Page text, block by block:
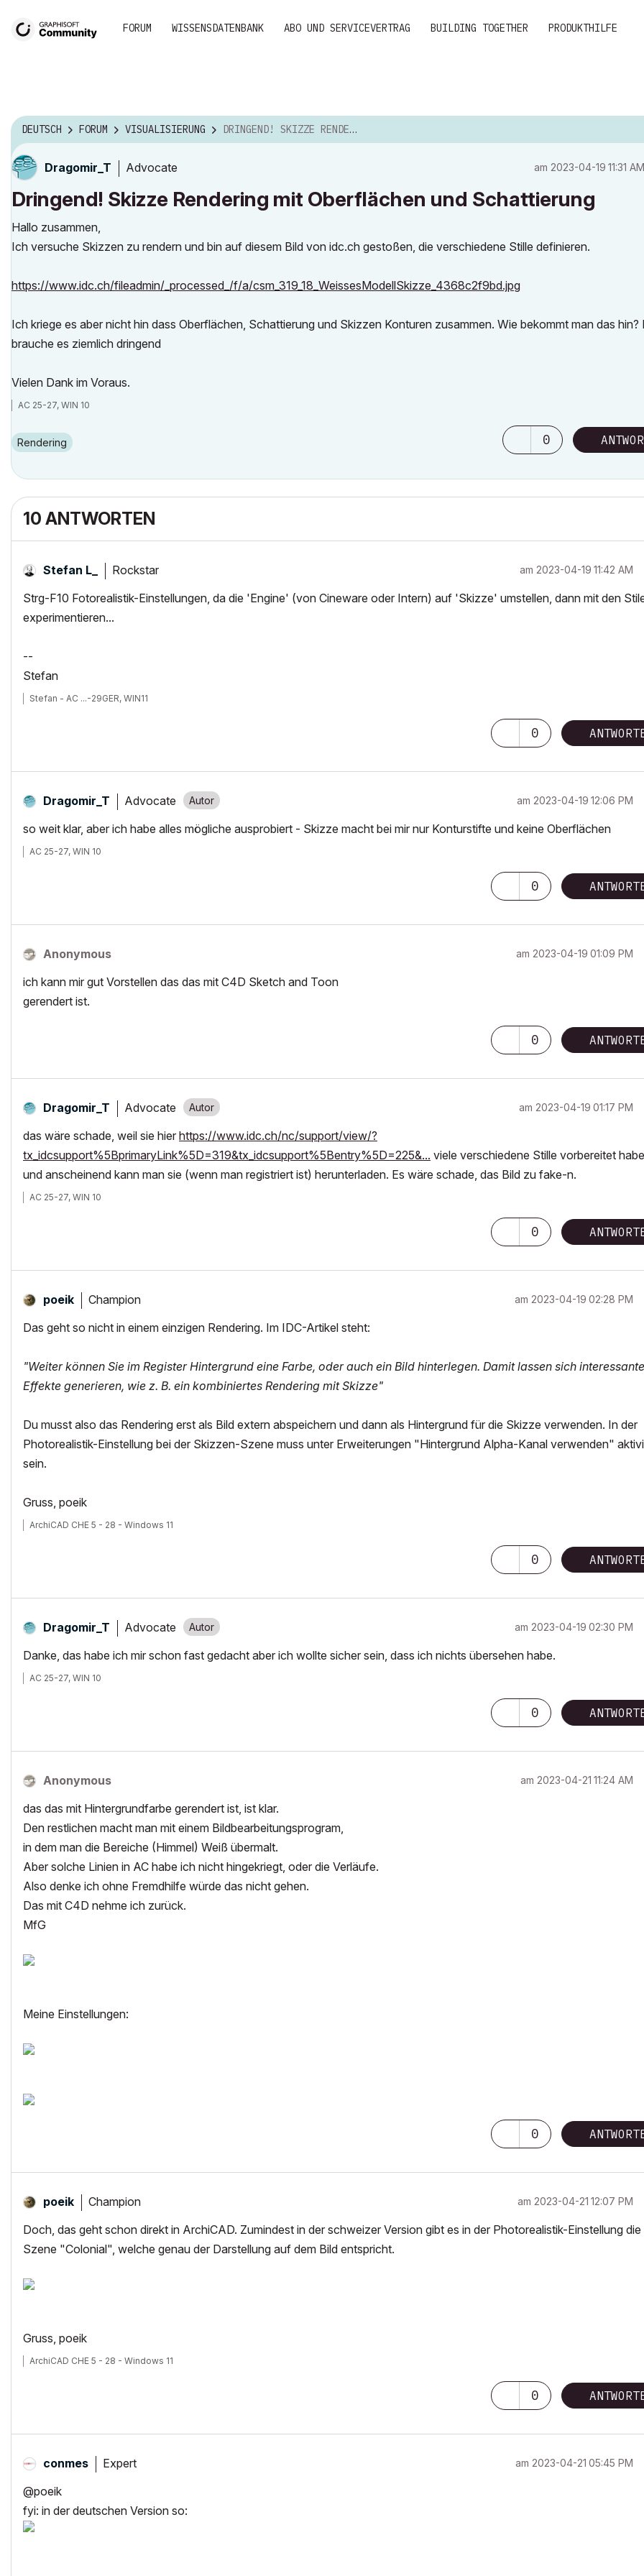
FORUM WISSENSDATENBANK ABO UND SERVICEVERTRAG BUILDING TOGETHER PRODUKTHILFE
DEUTSCH FORUM VISUALISIERUNG DRINGEND! SKIZZE RENDERING MIT OBERFLÄCHEN UND SCH...
Dragomir_T Advocate am ‎2023-04-19 11:31 AM
Dringend! Skizze Rendering mit Oberflächen und Schattierung
Hallo zusammen,
Ich versuche Skizzen zu rendern und bin auf diesem Bild von idc.ch gestoßen, die verschiedene Stille definieren.
https://www.idc.ch/fileadmin/_processed_/f/a/csm_319_18_WeissesModellSkizze_4368c2f9bd.jpg
Ich kriege es aber nicht hin dass Oberflächen, Schattierung und Skizzen Konturen zusammen. Wie bekommt man das hin?
brauche es ziemlich dringend
Vielen Dank im Voraus.
AC 25-27, WIN 10
Rendering 0
10 ANTWORTEN
Stefan L_ Rockstar am ‎2023-04-19 11:42 AM
Strg-F10 Fotorealistik-Einstellungen, da die 'Engine' (von Cineware oder Intern) auf 'Skizze' umstellen, dann mit den
experimentieren...
--
Stefan
Stefan - AC ...-29GER, WIN11
0
Dragomir_T Advocate am ‎2023-04-19 12:06 PM
so weit klar, aber ich habe alles mögliche ausprobiert - Skizze macht bei mir nur Konturstifte und keine Oberflächen
AC 25-27, WIN 10
0
Anonymous am ‎2023-04-19 01:09 PM
ich kann mir gut Vorstellen das das mit C4D Sketch and Toon
gerendert ist.
0
Dragomir_T Advocate am ‎2023-04-19 01:17 PM
das wäre schade, weil sie hier https://www.idc.ch/nc/support/view/?
tx_idcsupport%5BprimaryLink%5D=319&tx_idcsupport%5Bentry%5D=225&... viele verschiedene Stille vorbereitet
und anscheinend kann man sie (wenn man registriert ist) herunterladen. Es wäre schade, das Bild zu fake-n.
AC 25-27, WIN 10
0
poeik Champion am ‎2023-04-19 02:28 PM
Das geht so nicht in einem einzigen Rendering. Im IDC-Artikel steht:
"Weiter können Sie im Register Hintergrund eine Farbe, oder auch ein Bild hinterlegen. Damit lassen sich interessante
Effekte generieren, wie z. B. ein kombiniertes Rendering mit Skizze"
Du musst also das Rendering erst als Bild extern abspeichern und dann als Hintergrund für die Skizze verwenden. In der
Photorealistik-Einstellung bei der Skizzen-Szene muss unter Erweiterungen "Hintergrund Alpha-Kanal verwenden"
sein.
Gruss, poeik
ArchiCAD CHE 5 - 28 - Windows 11
0
Dragomir_T Advocate am ‎2023-04-19 02:30 PM
Danke, das habe ich mir schon fast gedacht aber ich wollte sicher sein, dass ich nichts übersehen habe.
AC 25-27, WIN 10
0
Anonymous am ‎2023-04-21 11:24 AM
das das mit Hintergrundfarbe gerendert ist, ist klar.
Den restlichen macht man mit einem Bildbearbeitungsprogram,
in dem man die Bereiche (Himmel) Weiß übermalt.
Aber solche Linien in AC habe ich nicht hingekriegt, oder die Verläufe.
Also denke ich ohne Fremdhilfe würde das nicht gehen.
Das mit C4D nehme ich zurück.
MfG
Meine Einstellungen:
0
poeik Champion am ‎2023-04-21 12:07 PM
Doch, das geht schon direkt in ArchiCAD. Zumindest in der schweizer Version gibt es in der Photorealistik-Einstellung die
Szene "Colonial", welche genau der Darstellung auf dem Bild entspricht.
Gruss, poeik
ArchiCAD CHE 5 - 28 - Windows 11
0
conmes Expert am ‎2023-04-21 05:45 PM
@poeik
fyi: in der deutschen Version so: